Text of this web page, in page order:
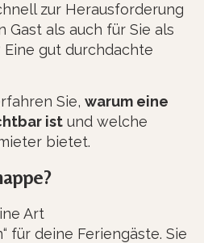
zur Herausforderung
als auch für Sie als
Eine gut durchdachte
Sie, warum eine
ist und welche
bietet.
Art
für deine Feriengäste. Sie